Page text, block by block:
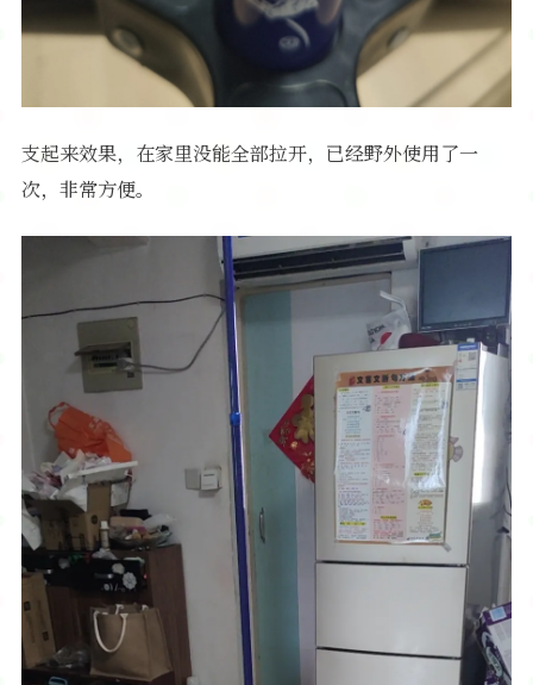
支起来效果，在家里没能全部拉开，已经野外使用了一
次，非常方便。